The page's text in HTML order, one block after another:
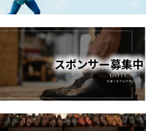
スポンサー募集中